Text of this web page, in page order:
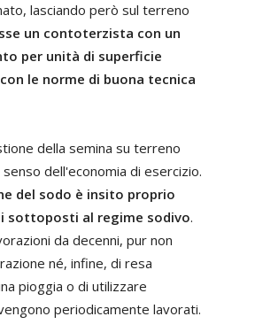
lasciando però sul terreno
un contoterzista con un
per unità di superficie
le norme di buona tecnica
della semina su terreno
dell'economia di esercizio.
del sodo è insito proprio
sottoposti al regime sodivo.
da decenni, pur non
né, infine, di resa
pioggia o di utilizzare
periodicamente lavorati.